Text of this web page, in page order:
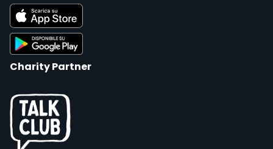
Charity Partner